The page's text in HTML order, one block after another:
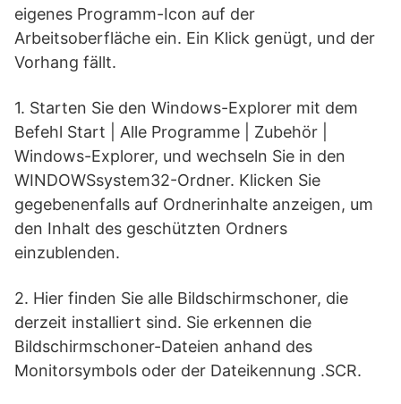
eigenes Programm-Icon auf der
Arbeitsoberfläche ein. Ein Klick genügt, und der
Vorhang fällt.
1. Starten Sie den Windows-Explorer mit dem
Befehl Start | Alle Programme | Zubehör |
Windows-Explorer, und wechseln Sie in den
WINDOWSsystem32-Ordner. Klicken Sie
gegebenenfalls auf Ordnerinhalte anzeigen, um
den Inhalt des geschützten Ordners
einzublenden.
2. Hier finden Sie alle Bildschirmschoner, die
derzeit installiert sind. Sie erkennen die
Bildschirmschoner-Dateien anhand des
Monitorsymbols oder der Dateikennung .SCR.